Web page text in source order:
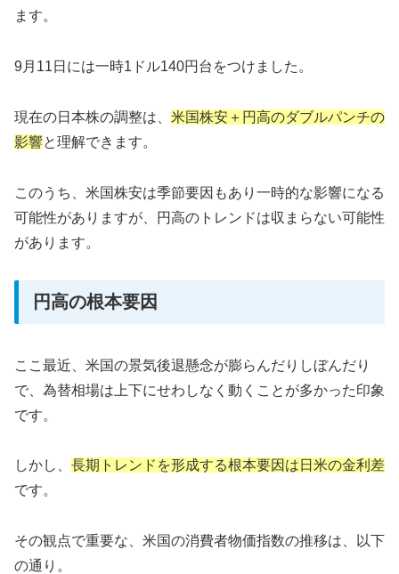
ます。
9月11日には一時1ドル140円台をつけました。
現在の日本株の調整は、 米国株安＋円高のダブルパンチの
影響と理解できます。
このうち、米国株安は季節要因もあり一時的な影響になる
可能性がありますが、円高のトレンドは収まらない可能性
があります。
円高の根本要因
ここ最近、米国の景気後退懸念が膨らんだりしぼんだり
で、為替相場は上下にせわしなく動くことが多かった印象
です。
しかし、 長期トレンドを形成する根本要因は 日米の金利差
です。
その観点で重要な、米国の消費者物価指数の推移は、以下
の通り。